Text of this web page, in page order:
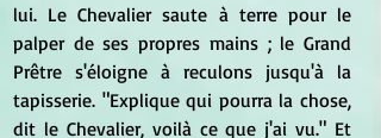
lui. Le Chevalier saute à terre pour le
palper de ses propres mains ; le Grand
Prêtre s'éloigne à reculons jusqu'à la
tapisserie. "Explique qui pourra la chose,
dit le Chevalier, voilà ce que j'ai vu." Et